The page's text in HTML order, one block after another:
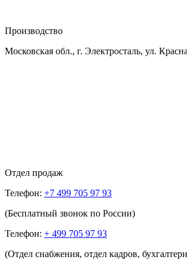
Производство
Московская обл., г. Электросталь, ул.
Отдел продаж
Телефон: +7 499 705 97 93
(Бесплатный звонок по России)
Телефон: + 499 705 97 93
(Отдел снабжения, отдел кадров,